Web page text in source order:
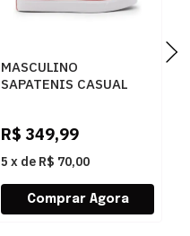
MASCULINO
SAPATENIS CASUAL
R$ 349,99
5 x de R$ 70,00